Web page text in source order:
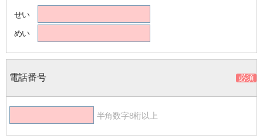
せい
めい
電話番号
半角数字8桁以上